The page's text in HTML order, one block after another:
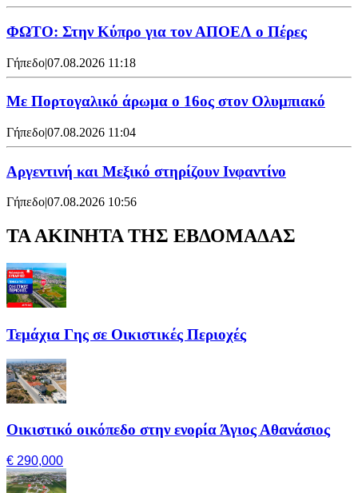
ΦΩΤΟ: Στην Κύπρο για τον ΑΠΟΕΛ ο Πέρες
Γήπεδο|07.08.2026 11:18
Με Πορτογαλικό άρωμα ο 16ος στον Ολυμπιακό
Γήπεδο|07.08.2026 11:04
Αργεντινή και Μεξικό στηρίζουν Ινφαντίνο
Γήπεδο|07.08.2026 10:56
ΤΑ ΑΚΙΝΗΤΑ ΤΗΣ ΕΒΔΟΜΑΔΑΣ
Τεμάχια Γης σε Οικιστικές Περιοχές
Οικιστικό οικόπεδο στην ενορία Άγιος Αθανάσιος
€ 290,000